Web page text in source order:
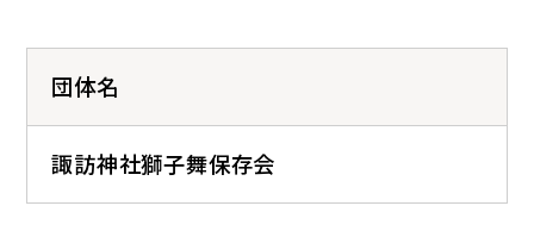
団体名
諏訪神社獅子舞保存会